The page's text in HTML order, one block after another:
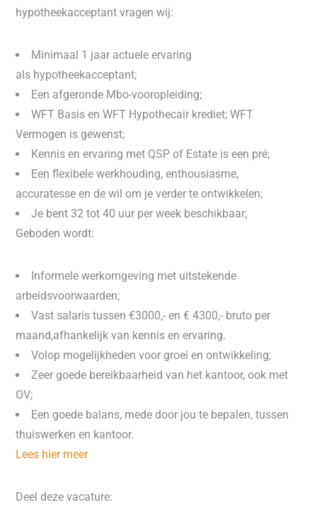
hypotheekacceptant vragen wij:
Minimaal 1 jaar actuele ervaring
als hypotheekacceptant;
Een afgeronde Mbo-vooropleiding;
WFT Basis en WFT Hypothecair krediet; WFT
Vermogen is gewenst;
Kennis en ervaring met QSP of Estate is een pré;
Een flexibele werkhouding, enthousiasme,
accuratesse en de wil om je verder te ontwikkelen;
Je bent 32 tot 40 uur per week beschikbaar;
Geboden wordt:
Informele werkomgeving met uitstekende
arbeidsvoorwaarden;
Vast salaris tussen €3000,- en € 4300,- bruto per
maand,afhankelijk van kennis en ervaring.
Volop mogelijkheden voor groei en ontwikkeling;
Zeer goede bereikbaarheid van het kantoor, ook met
OV;
Een goede balans, mede door jou te bepalen, tussen
thuiswerken en kantoor.
Lees hier meer
Deel deze vacature: